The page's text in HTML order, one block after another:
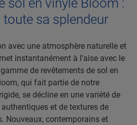
sol en vinyle Bloom :
toute sa splendeur
avec une atmosphère naturelle et
instantanément à l’aise avec le
de revêtements de sol en
qui fait partie de notre
rigide, se décline en une variété de
et de textures de
Nouveaux, contemporains et